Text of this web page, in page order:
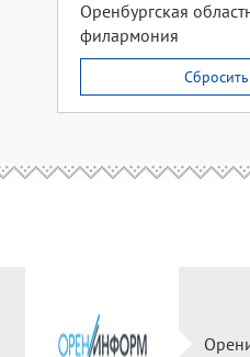
Оренбургская
филармония
Сбросить